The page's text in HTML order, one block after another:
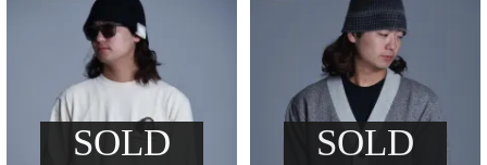
SOLD SOLD